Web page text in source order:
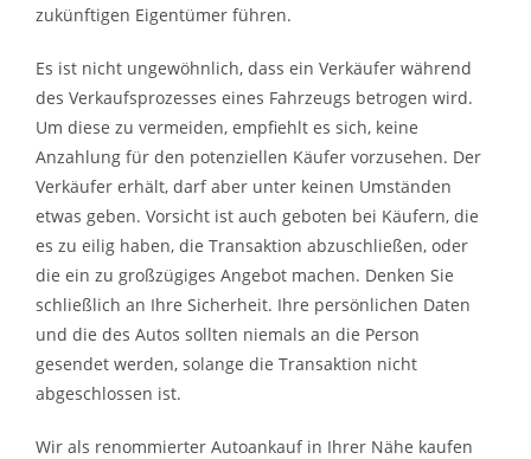
zukünftigen Eigentümer führen.
Es ist nicht ungewöhnlich, dass ein Verkäufer während
des Verkaufsprozesses eines Fahrzeugs betrogen wird.
Um diese zu vermeiden, empfiehlt es sich, keine
Anzahlung für den potenziellen Käufer vorzusehen. Der
Verkäufer erhält, darf aber unter keinen Umständen
etwas geben. Vorsicht ist auch geboten bei Käufern, die
es zu eilig haben, die Transaktion abzuschließen, oder
die ein zu großzügiges Angebot machen. Denken Sie
schließlich an Ihre Sicherheit. Ihre persönlichen Daten
und die des Autos sollten niemals an die Person
gesendet werden, solange die Transaktion nicht
abgeschlossen ist.
Wir als renommierter Autoankauf in Ihrer Nähe kaufen